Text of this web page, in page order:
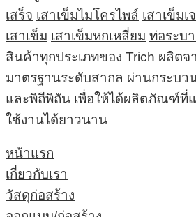
เสร็จ เสาเข็มไมโครไพล์ เสาเข็มเ
เสาเข็ม เสาเข็มหกเหลี่ยม ท่อระบ
สินค้าทุกประเภทของ Trich ผลิต
มาตรฐานระดับสากล ผ่านกระบ
และพิถีพิถัน เพื่อให้ได้ผลิตภัณฑ์ที่
ใช้งานได้ยาวนาน
หน้าแรก
เกี่ยวกับเรา
วัสดุก่อสร้าง